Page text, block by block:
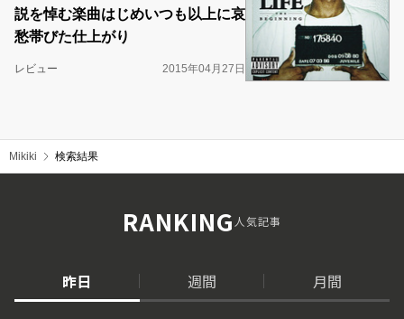
説を悼む楽曲はじめいつも以上に哀
愁帯びた仕上がり
レビュー 2015年04月27日
Mikiki 検索結果
RANKING人気記事
昨日 週間 月間